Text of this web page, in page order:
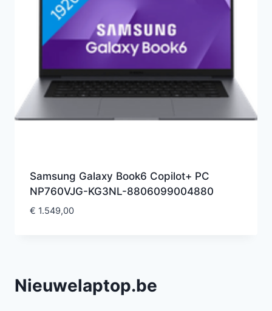
Samsung Galaxy Book6 Copilot+ PC
NP760VJG-KG3NL-8806099004880
€ 1.549,00
Nieuwelaptop.be